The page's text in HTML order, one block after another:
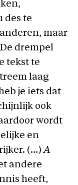
des te
maar
drempel
tekst te
laag
je iets dat
ook
wordt
en
(…)A
andere
heeft,